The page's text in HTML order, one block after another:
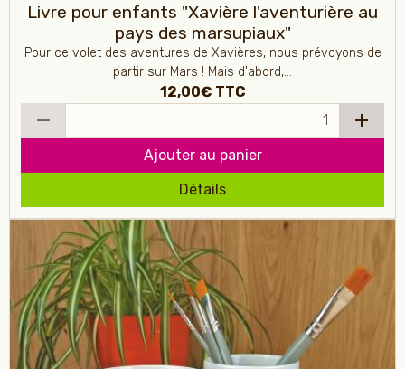
Livre pour enfants "Xavière l'aventurière au
pays des marsupiaux"
Pour ce volet des aventures de Xavières, nous prévoyons de
partir sur Mars ! Mais d'abord,...
12,00€ TTC
Ajouter au panier
Détails